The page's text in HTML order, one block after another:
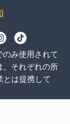
み使用されて
、それぞれの所
とは提携して